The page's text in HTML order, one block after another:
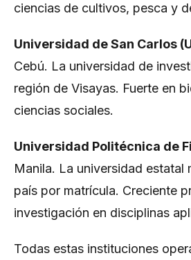
ciencias de cultivos, pesca y
Universidad de San Carlos
Cebú. La universidad de
región de Visayas. Fuerte en
ciencias sociales.
Universidad Politécnica de
Manila. La universidad estatal
país por matrícula. Creciente
investigación en disciplinas
Todas estas instituciones